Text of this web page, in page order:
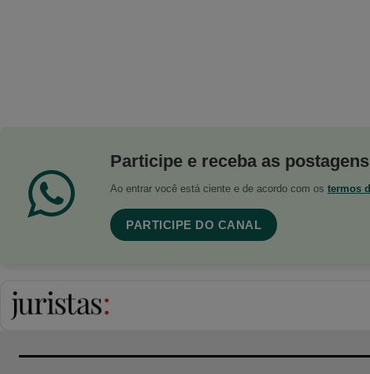
Participe e receba as
Ao entrar você está ciente e de acordo com os termos
PARTICIPE DO CANAL